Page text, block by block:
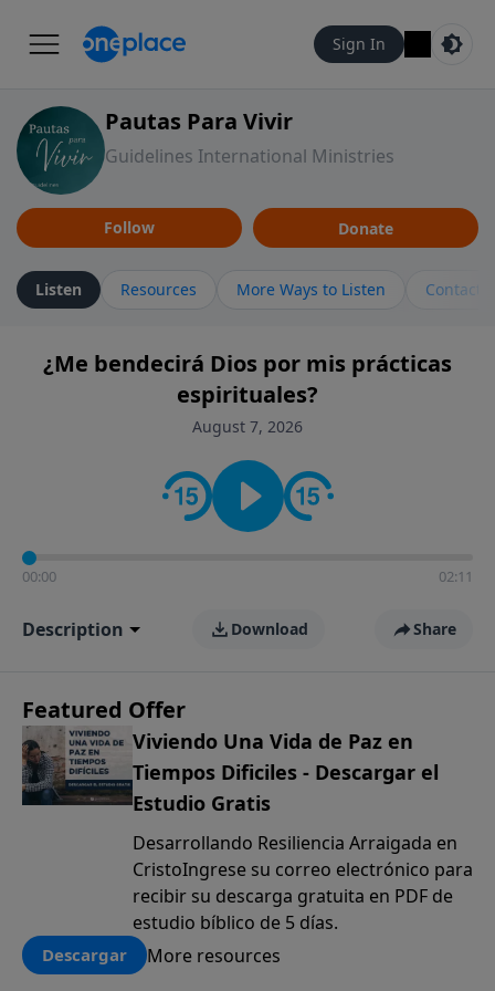
Sign In
Pautas Para Vivir
Guidelines International Ministries
Follow Donate
Listen Resources More Ways to Listen Contact
¿Me bendecirá Dios por mis prácticas
espirituales?
August 7, 2026
00:00 02:11
Description Download Share
Featured Offer
Viviendo Una Vida de Paz en
Tiempos Dificiles - Descargar el
Estudio Gratis
Desarrollando Resiliencia Arraigada en
CristoIngrese su correo electrónico para
recibir su descarga gratuita en PDF de
estudio bíblico de 5 días.
Descargar More resources